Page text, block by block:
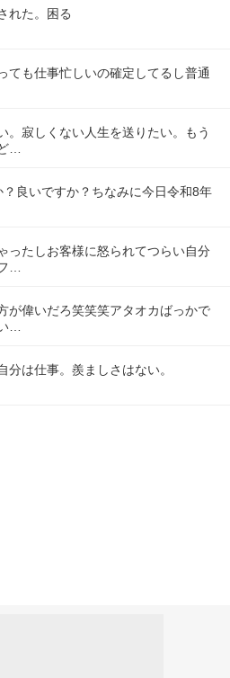
れた。困る
ても仕事忙しいの確定してるし普通
。寂しくない人生を送りたい。もう
…
良いですか？ちなみに今日令和8年
ったしお客様に怒られてつらい自分
…
が偉いだろ笑笑笑アタオカばっかで
…
は仕事。羨ましさはない。